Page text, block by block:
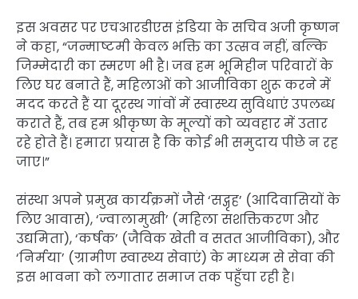
इस अवसर पर एचआरडीएस इंडिया के सचिव अजी कृष्णन
ने कहा, “जन्माष्टमी केवल भक्ति का उत्सव नहीं, बल्कि
जिम्मेदारी का स्मरण भी है। जब हम भूमिहीन परिवारों के
लिए घर बनाते हैं, महिलाओं को आजीविका शुरू करने में
मदद करते हैं या दूरस्थ गांवों में स्वास्थ्य सुविधाएं उपलब्ध
कराते हैं, तब हम श्रीकृष्ण के मूल्यों को व्यवहार में उतार
रहे होते हैं। हमारा प्रयास है कि कोई भी समुदाय पीछे न रह
जाए।”
संस्था अपने प्रमुख कार्यक्रमों जैसे ‘सद्गृह’ (आदिवासियों के
लिए आवास), ‘ज्वालामुखी’ (महिला सशक्तिकरण और
उद्यमिता), ‘कर्षक’ (जैविक खेती व सतत आजीविका), और
‘निर्मया’ (ग्रामीण स्वास्थ्य सेवाएं) के माध्यम से सेवा की
इस भावना को लगातार समाज तक पहुँचा रही है।